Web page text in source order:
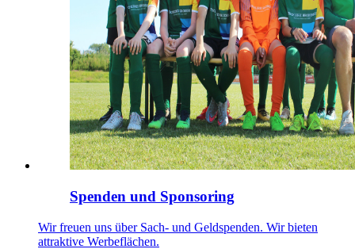
Spenden und Sponsoring
Wir freuen uns über Sach- und Geldspenden. Wir bieten
attraktive Werbeflächen.